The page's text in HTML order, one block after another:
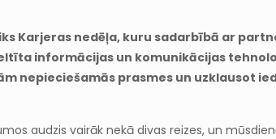
Karjeras nedēļa, kuru sadarbībā ar
informācijas un komunikācijas
nepieciešamās prasmes un uzklausot
audzis vairāk nekā divas reizes, un